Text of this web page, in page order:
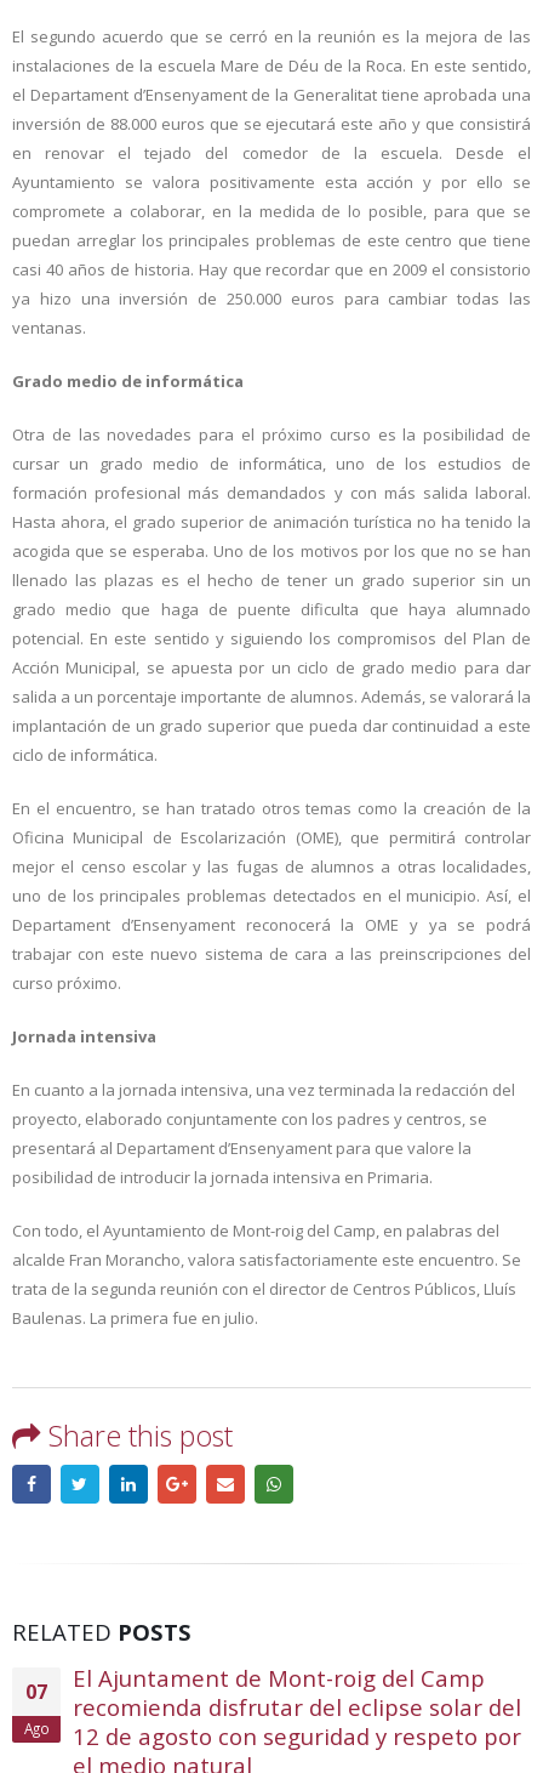
El segundo acuerdo que se cerró en la reunión es la mejora de las
instalaciones de la escuela Mare de Déu de la Roca. En este sentido,
el Departament d’Ensenyament de la Generalitat tiene aprobada una
inversión de 88.000 euros que se ejecutará este año y que consistirá
en renovar el tejado del comedor de la escuela. Desde el
Ayuntamiento se valora positivamente esta acción y por ello se
compromete a colaborar, en la medida de lo posible, para que se
puedan arreglar los principales problemas de este centro que tiene
casi 40 años de historia. Hay que recordar que en 2009 el consistorio
ya hizo una inversión de 250.000 euros para cambiar todas las
ventanas.
Grado medio de informática
Otra de las novedades para el próximo curso es la posibilidad de
cursar un grado medio de informática, uno de los estudios de
formación profesional más demandados y con más salida laboral.
Hasta ahora, el grado superior de animación turística no ha tenido la
acogida que se esperaba. Uno de los motivos por los que no se han
llenado las plazas es el hecho de tener un grado superior sin un
grado medio que haga de puente dificulta que haya alumnado
potencial. En este sentido y siguiendo los compromisos del Plan de
Acción Municipal, se apuesta por un ciclo de grado medio para dar
salida a un porcentaje importante de alumnos. Además, se valorará la
implantación de un grado superior que pueda dar continuidad a este
ciclo de informática.
En el encuentro, se han tratado otros temas como la creación de la
Oficina Municipal de Escolarización (OME), que permitirá controlar
mejor el censo escolar y las fugas de alumnos a otras localidades,
uno de los principales problemas detectados en el municipio. Así, el
Departament d’Ensenyament reconocerá la OME y ya se podrá
trabajar con este nuevo sistema de cara a las preinscripciones del
curso próximo.
Jornada intensiva
En cuanto a la jornada intensiva, una vez terminada la redacción del
proyecto, elaborado conjuntamente con los padres y centros, se
presentará al Departament d’Ensenyament para que valore la
posibilidad de introducir la jornada intensiva en Primaria.
Con todo, el Ayuntamiento de Mont-roig del Camp, en palabras del
alcalde Fran Morancho, valora satisfactoriamente este encuentro. Se
trata de la segunda reunión con el director de Centros Públicos, Lluís
Baulenas. La primera fue en julio.
Share this post
RELATED POSTS
07
Ago
El Ajuntament de Mont-roig del Camp
recomienda disfrutar del eclipse solar del
12 de agosto con seguridad y respeto por
el medio natural